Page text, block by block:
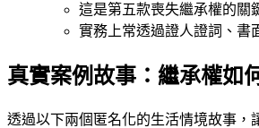
這是第五款喪失繼承權的關
實務上常透過證人證詞、書
真實案例故事：繼承權如
透過以下兩個匿名化的生活情境故事，